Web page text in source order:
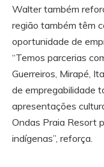
Walter também
região também têm
oportunidade de
“Temos parcerias
Guerreiros, Mirapé,
de empregabilidade
apresentações
Ondas Praia Resort
indígenas”, reforça.